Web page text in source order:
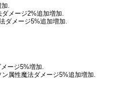
加.
メージ2%追加増加.
ダメージ5%追加増加.
ージ5%増加.
属性魔法ダメージ5%追加増加.